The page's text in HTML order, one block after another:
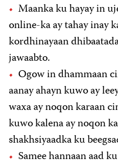
Maanka ku hayay in
online-ka ay tahay inay
kordhinayaan
jawaabto.
Ogow in dhammaan
aanay ahayn kuwo ay
waxa ay noqon karaan
kuwo kalena ay noqon
shakhsiyaadka ku
Samee hannaan aad